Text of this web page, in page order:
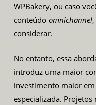
WPBakery, ou caso
conteúdo omnichannel
considerar.
No entanto, essa
introduz uma maior
investimento maior
especializada.